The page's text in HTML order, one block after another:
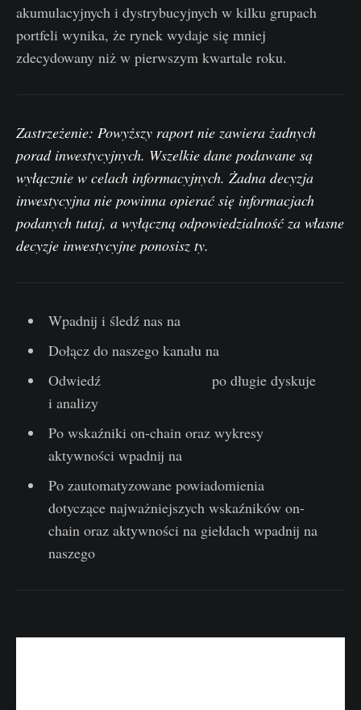
akumulacyjnych i dystrybucyjnych w kilku grupach
portfeli wynika, że ​​rynek wydaje się mniej
zdecydowany niż w pierwszym kwartale roku.
Zastrzeżenie: Powyższy raport nie zawiera żadnych
porad inwestycyjnych. Wszelkie dane podawane są
wyłącznie w celach informacyjnych. Żadna decyzja
inwestycyjna nie powinna opierać się informacjach
podanych tutaj, a wyłączną odpowiedzialność za własne
decyzje inwestycyjne ponosisz ty.
Wpadnij i śledź nas na
Dołącz do naszego kanału na
Odwiedź
po długie dyskuje
i analizy
Po wskaźniki on-chain oraz wykresy
aktywności wpadnij na
Po zautomatyzowane powiadomienia
dotyczące najważniejszych wskaźników on-
chain oraz aktywności na giełdach wpadnij na
naszego